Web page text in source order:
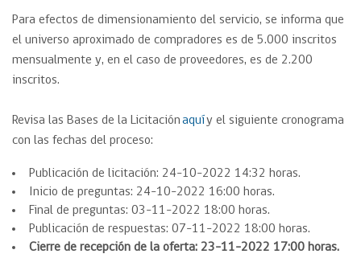
Para efectos de dimensionamiento del servicio, se informa que
el universo aproximado de compradores es de 5.000 inscritos
mensualmente y, en el caso de proveedores, es de 2.200
inscritos.
Revisa las Bases de la Licitaciónaquíy el siguiente cronograma
con las fechas del proceso:
Publicación de licitación: 24-10-2022 14:32 horas.
Inicio de preguntas: 24-10-2022 16:00 horas.
Final de preguntas: 03-11-2022 18:00 horas.
Publicación de respuestas: 07-11-2022 18:00 horas.
Cierre de recepción de la oferta: 23-11-2022 17:00 horas.